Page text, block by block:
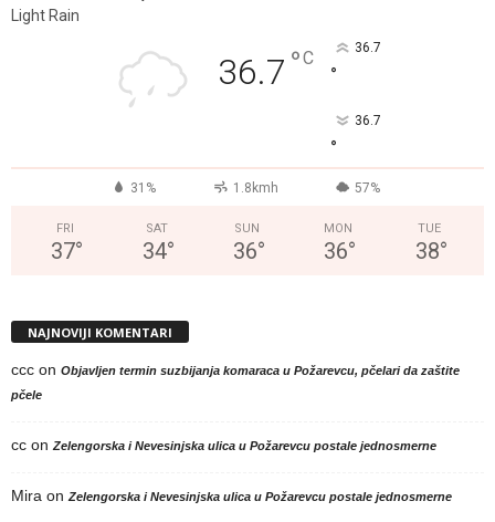
Light Rain
36.7 °C 36.7
°
36.7
°
31% 1.8kmh 57%
FRI
37°
SAT
34°
SUN
36°
MON
36°
TUE
38°
NAJNOVIJI KOMENTARI
ccc on Objavljen termin suzbijanja komaraca u Požarevcu, pčelari da zaštite
pčele
cc on Zelengorska i Nevesinjska ulica u Požarevcu postale jednosmerne
Mira on Zelengorska i Nevesinjska ulica u Požarevcu postale jednosmerne